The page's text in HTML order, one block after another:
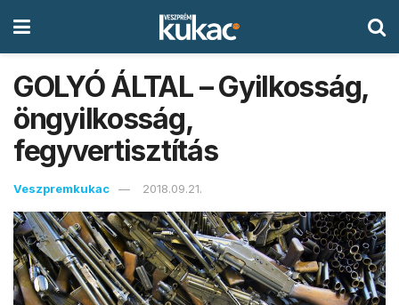
GOLYÓ ÁLTAL – Gyilkosság,
öngyilkosság,
fegyvertisztítás
Veszpremkukac 2018.09.21.